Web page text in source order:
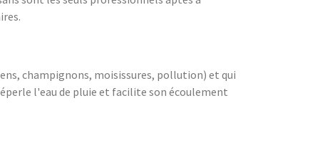
champignons, moisissures, pollution) et qui
l'eau de pluie et facilite son écoulement